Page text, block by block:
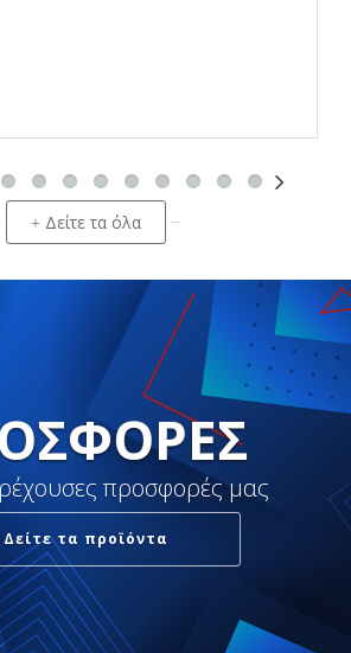
+ Δείτε τα όλα
προσφορές μας
Δείτε τα προϊόντα